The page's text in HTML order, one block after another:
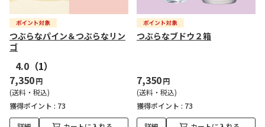
つぶらなパイン＆つぶらなリン
ゴ
4.0 （1）
7,350円
(送料・税込)
獲得ポイント : 73
つぶらなブドウ２箱
7,350円
(送料・税込)
獲得ポイント : 73